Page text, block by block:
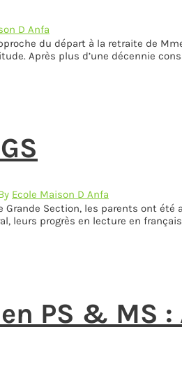
D Anfa
du départ à la retraite de
Après plus d’une décennie
Ecole Maison D Anfa
Grande Section, les parents ont
leurs progrès en lecture en
PS & MS